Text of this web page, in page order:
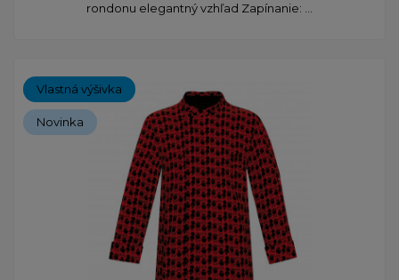
rondonu elegantný vzhľad Zapínanie: ...
Vlastná výšivka
Novinka